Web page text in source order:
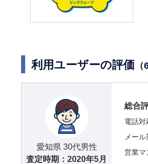
利用ユーザーの評価
愛知県 30代男性
査定時期： 2020年5月
総合
電話対
メー
営業マ